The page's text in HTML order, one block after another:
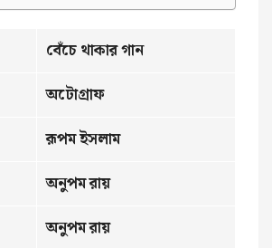
বেঁচে থাকার গান
অটোগ্রাফ
রূপম ইসলাম
অনুপম রায়
অনুপম রায়